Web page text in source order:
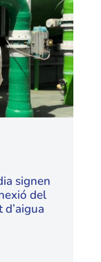
signen
del